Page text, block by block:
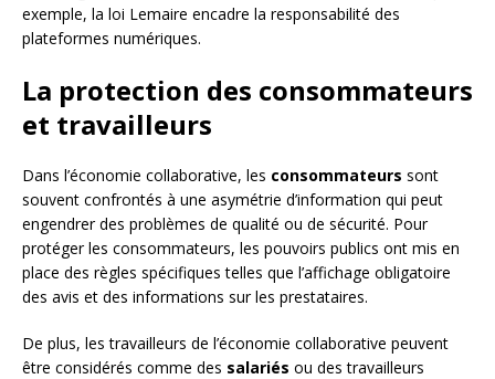
exemple, la loi Lemaire encadre la responsabilité des
plateformes numériques.
La protection des consommateurs
et travailleurs
Dans l’économie collaborative, les consommateurs sont
souvent confrontés à une asymétrie d’information qui peut
engendrer des problèmes de qualité ou de sécurité. Pour
protéger les consommateurs, les pouvoirs publics ont mis en
place des règles spécifiques telles que l’affichage obligatoire
des avis et des informations sur les prestataires.
De plus, les travailleurs de l’économie collaborative peuvent
être considérés comme des salariés ou des travailleurs